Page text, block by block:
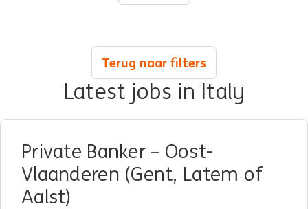
Terug naar filters
Latest jobs in Italy
Private Banker – Oost-
Vlaanderen (Gent, Latem of
Aalst)